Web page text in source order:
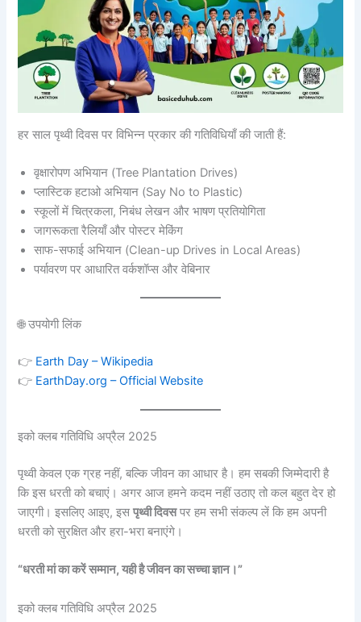
हर साल पृथ्वी दिवस पर विभिन्न प्रकार की गतिविधियाँ की जाती हैं:
वृक्षारोपण अभियान (Tree Plantation Drives)
प्लास्टिक हटाओ अभियान (Say No to Plastic)
स्कूलों में चित्रकला, निबंध लेखन और भाषण प्रतियोगिता
जागरूकता रैलियाँ और पोस्टर मेकिंग
साफ-सफाई अभियान (Clean-up Drives in Local Areas)
पर्यावरण पर आधारित वर्कशॉप्स और वेबिनार
🌐 उपयोगी लिंक
👉 Earth Day – Wikipedia
👉 EarthDay.org – Official Website
इको क्लब गतिविधि अप्रैल 2025
पृथ्वी केवल एक ग्रह नहीं, बल्कि जीवन का आधार है। हम सबकी जिम्मेदारी है
कि इस धरती को बचाएं। अगर आज हमने कदम नहीं उठाए तो कल बहुत देर हो
जाएगी। इसलिए आइए, इसपृथ्वी दिवसपर हम सभी संकल्प लें कि हम अपनी
धरती को सुरक्षित और हरा-भरा बनाएंगे।
“धरती मां का करें सम्मान, यही है जीवन का सच्चा ज्ञान।”
इको क्लब गतिविधि अप्रैल 2025